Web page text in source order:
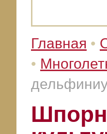
Главная •
•